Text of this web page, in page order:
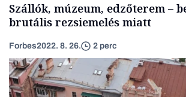
Szállók, múzeum, edzőterem –
brutális rezsiemelés miatt
Forbes2022. 8. 26. 2 perc